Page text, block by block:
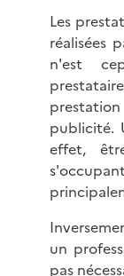
Les
réalisées
n'est
publicité.
effet,
un
pas